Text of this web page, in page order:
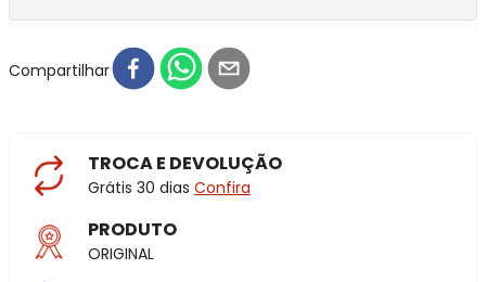
Compartilhar
TROCA E DEVOLUÇÃO
Grátis 30 dias Confira
PRODUTO
ORIGINAL